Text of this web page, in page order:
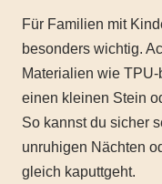
Für Familien mit
besonders wichtig.
Materialien wie
einen kleinen Stein
So kannst du sicher
unruhigen Nächten
gleich kaputtgeht.